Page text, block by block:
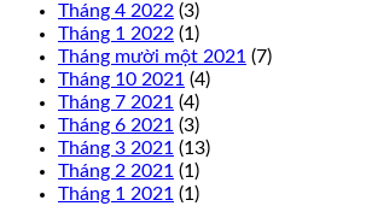
Tháng 4 2022 (3)
Tháng 1 2022 (1)
Tháng mười một 2021 (7)
Tháng 10 2021 (4)
Tháng 7 2021 (4)
Tháng 6 2021 (3)
Tháng 3 2021 (13)
Tháng 2 2021 (1)
Tháng 1 2021 (1)